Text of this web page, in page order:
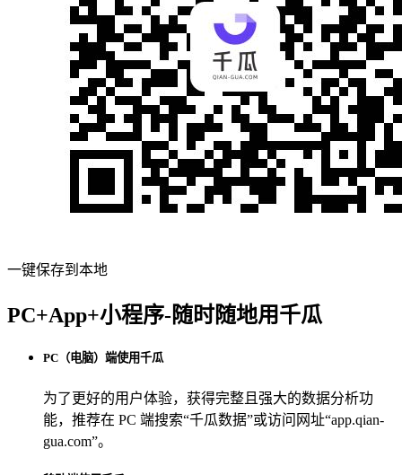
一键保存到本地
PC+App+小程序-随时随地用千瓜
PC（电脑）端使用千瓜
为了更好的用户体验，获得完整且强大的数据分析功
能，推荐在 PC 端搜索“千瓜数据”或访问网址“app.qian-
gua.com”。